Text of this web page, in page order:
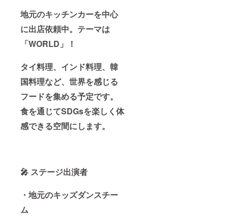
地元のキッチンカーを中心
に出店依頼中。テーマは
「WORLD」！
タイ料理、インド料理、韓
国料理など、世界を感じる
フードを集める予定です。
食を通じてSDGsを楽しく体
感できる空間にします。
🎤 ステージ出演者
・ 地元のキッズダンスチー
ム